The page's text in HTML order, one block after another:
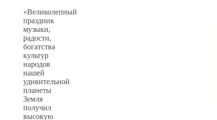
«Великолепный
праздник
музыки,
радости,
богатства
культур
народов
нашей
удивительной
планеты
Земля
получил
высокую